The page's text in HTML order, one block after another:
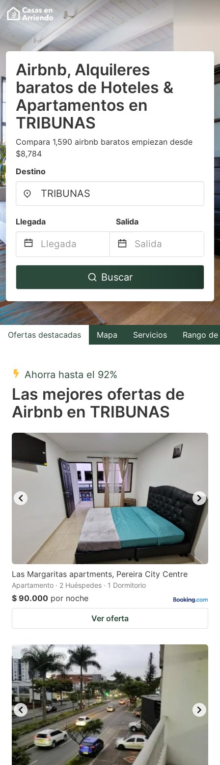
Airbnb, Alquileres
baratos de Hoteles &
Apartamentos en
TRIBUNAS
Compara 1,590 airbnb baratos empiezan desde
$8,784
Destino
Llegada Salida
Navigate
to
interact
with
the
select
a
date.
the
question
mark
the
keyboard
shortcuts
for
changing
dates.
Navigate
to
interact
with
the
a
date.
question
key
to
get
the
keyboard
shortcuts
for
changing
Buscar
Ofertas destacadas Mapa Servicios Rango
Ahorra hasta el 92%
Las mejores ofertas de
Airbnb en TRIBUNAS
Las Margaritas apartments, Pereira City Centre
Apartamento · 2 Huéspedes · 1 Dormitorio
$ 90.000 por noche
Ver oferta